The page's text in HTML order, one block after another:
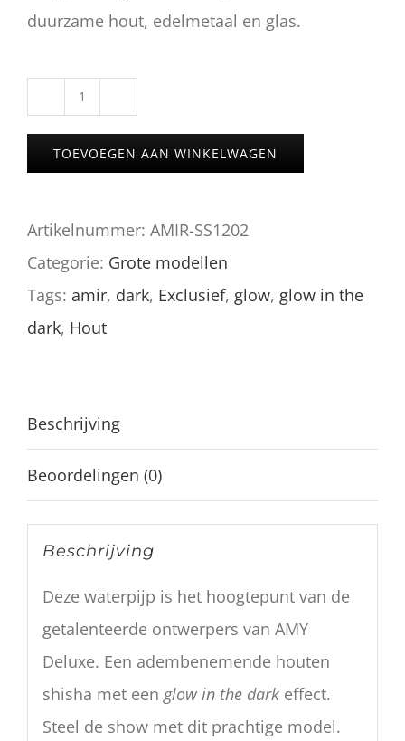
duurzame hout, edelmetaal en glas.
Amir's
SS12.02
aantal
TOEVOEGEN AAN WINKELWAGEN
Artikelnummer: AMIR-SS1202
Categorie: Grote modellen
Tags: amir, dark, Exclusief, glow, glow in the
dark, Hout
Beschrijving
Beoordelingen (0)
Beschrijving
Deze waterpijp is het hoogtepunt van de
getalenteerde ontwerpers van AMY
Deluxe. Een adembenemende houten
shisha met een glow in the darkeffect.
Steel de show met dit prachtige model.